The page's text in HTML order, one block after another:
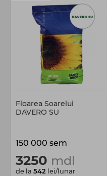
Floarea Soarelui
DAVERO SU
150 000 sem
3250 mdl
de la 542 lei/lunar